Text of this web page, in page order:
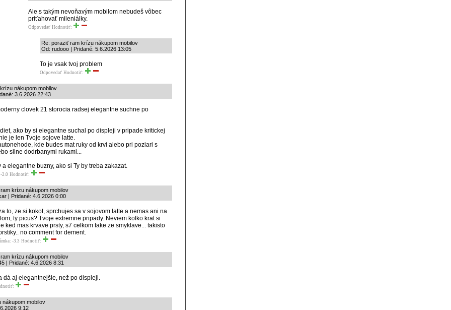
Ale s takým nevoňavým mobilom nebudeš vôbec
priťahovať mileniálky.
Odpovedať Hodnotiť:
Re: poraziť ram krízu nákupom mobilov
Od: rudooo | Pridané: 5.6.2026 13:05
To je vsak tvoj problem
Odpovedať Hodnotiť:
nákupom mobilov
3.6.2026 22:43
clovek 21 storocia radsej elegantne suchne po
ako by si elegantne suchal po displeji v pripade kritickej
je len Tvoje sojove latte.
kde budes mat ruky od krvi alebo pri poziari s
silne dodrbanymi rukami...
a elegantne buzny, ako si Ty by treba zakazat.
2.0 Hodnotiť:
krízu nákupom mobilov
| Pridané: 4.6.2026 0:00
to, ze si kokot, sprchujes sa v sojovom latte a nemas ani na
ty picus? Tvoje extremne pripady. Neviem kolko krat si
ked mas krvave prsty, s7 celkom take ze smyklave... takisto
no comment for dement.
-3.3 Hodnotiť:
krízu nákupom mobilov
| Pridané: 4.6.2026 8:31
dá aj elegantnejšie, než po displeji.
nákupom mobilov
9:12